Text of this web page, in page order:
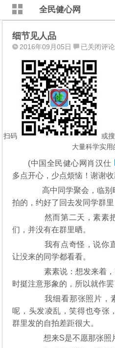
全民健心网
细节见人品
2016年09月05日
细
见
人
品
已关闭评论
扫码
或
大量科学实用
(中国全民健心网 肖汉仕
多点开心，少点烦恼！谢谢
高中同学聚会，临别
拍的，约好了回去发同学群里
然而第二天，素素把
们，并没有在群里晒。
我有点奇怪，说你直
让没来的同学都看看。
素素说：想发来着，
时挺注意形象的，所以就作罢
我细看那张照片，
呢，头发凌乱，笑得也夸张
群里发的自拍差距很大。
想来S是不愿那张照片